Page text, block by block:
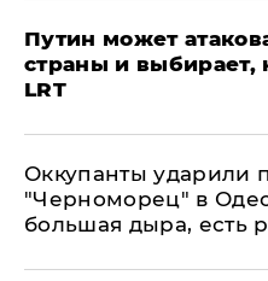
Путин может
страны и выбирает,
LRT
Оккупанты ударили
"Черноморец" в
большая дыра, есть